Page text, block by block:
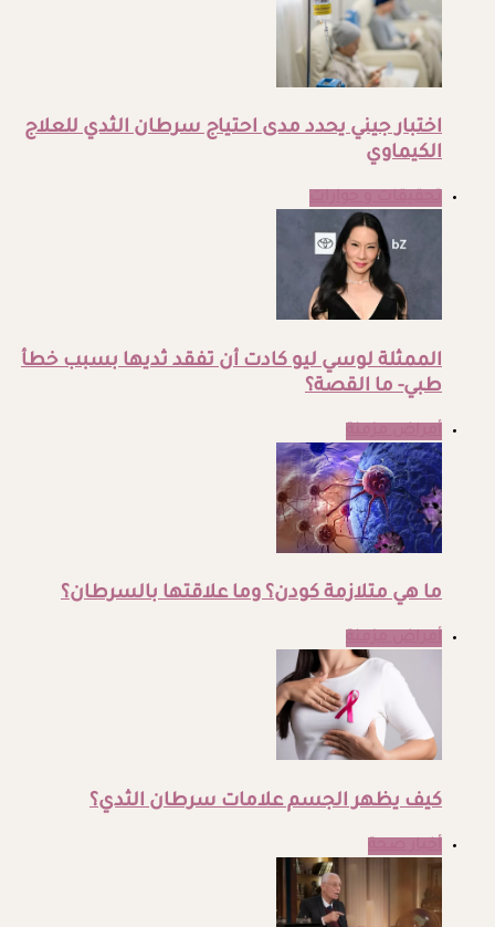
اختبار جيني يحدد مدى احتياج سرطان الثدي للعلاج
الكيماوي
الممثلة لوسي ليو كادت أن تفقد ثديها بسبب خطأ
طبي- ما القصة؟
ما هي متلازمة كودن؟ وما علاقتها بالسرطان؟
كيف يظهر الجسم علامات سرطان الثدي؟